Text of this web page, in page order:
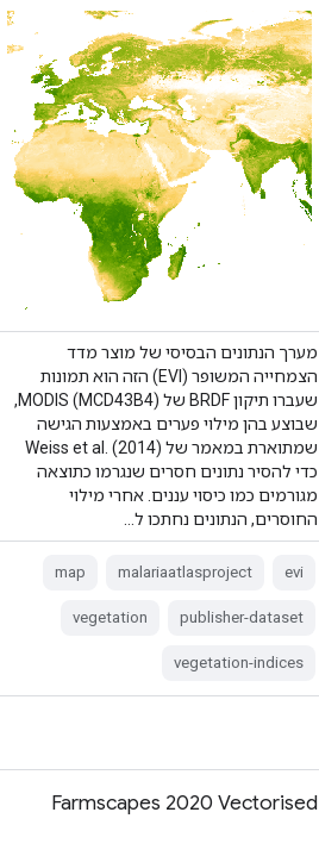
מערך הנתונים הבסיסי של מוצר מדד
הצמחייה המשופר (EVI) הזה הוא תמונות
שעברו תיקון BRDF של MODIS (MCD43B4),
שבוצע בהן מילוי פערים באמצעות הגישה
שמתוארת במאמר של Weiss et al. (2014)
כדי להסיר נתונים חסרים שנגרמו כתוצאה
מגורמים כמו כיסוי עננים. אחרי מילוי
החוסרים, הנתונים נחתכו ל…
evi
malariaatlasproject
map
publisher-dataset
vegetation
vegetation-indices
Farmscapes 2020 Vectorised